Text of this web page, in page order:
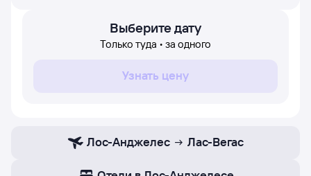
Выберите дату
Только туда • за одного
Узнать цену
Лос-Анджелес Лас-Вегас